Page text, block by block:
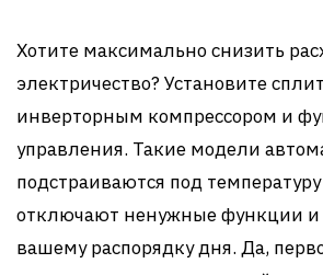
Хотите максимально снизить
электричество? Установите
инверторным компрессором и
управления. Такие модели
подстраиваются под
отключают ненужные функции и
вашему распорядку дня. Да,